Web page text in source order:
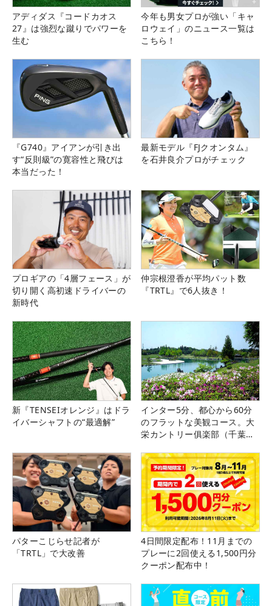
アディダス『コードカオス
27』は強烈な蹴りでパワーを
生む
今年も男女プロが強い「キャ
ロウェイ」のニュース一覧は
こちら！
『G740』アイアンが引き出
す“反則級”の寛容性と飛びは
本当だった！
最新モデル『FJクオンタム』
を石井良介プロがチェック
プロギアの「4層フェース」が
切り開く高初速ドライバーの
新時代
仲宗根澄香が平均パット数
『TRTL』で6人抜き！
新『TENSEIオレンジ』はドラ
イバーシャフトの“最適解”
インター5分、都心から60分
のフラットな美観コース。大
栄カントリー俱楽部（千葉
パターこじらせ記者が
「TRTL」で大改善
4日間限定配布！11月までの
プレーに2回使える1,500円分
クーポン配布中！